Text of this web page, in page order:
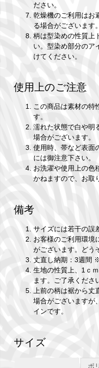
ださい。
乾燥機のご利用はお
る場合がございます。
柄は型染めの性質上
い。型染め部分のア
けてください。
使用上のご注意
この商品は素材の特
す。
濡れた状態で白や明
場合がございます。
使用時、帯など表面
には御注意下さい。
お洗濯や使用上の色
かねますので、お取
備考
サイズには若干の誤
お客様のご利用環境
がございます。どう
丈直し納期：3週間
生地の性質上、1ｃ
ます。ご了承くださ
上前の柄は裾から丈
場合がございますが
インです。
サイズ
ポ